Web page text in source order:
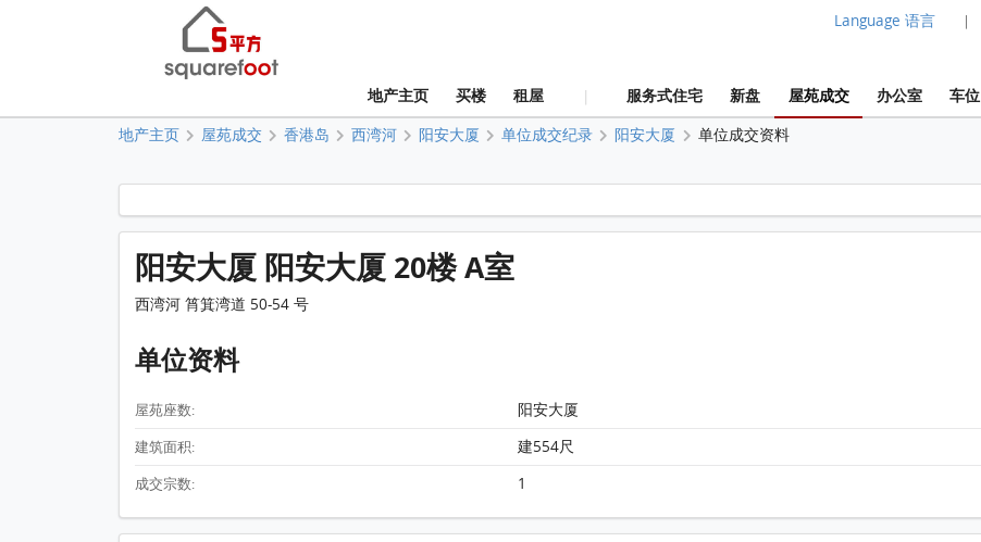
Language 语言 |
地产主页 买楼 租屋 | 服务式住宅 新盘 屋苑成交 办公室 车位
地产主页 屋苑成交 香港岛 西湾河 阳安大厦 单位成交纪录 阳安大厦 单位成交资料
阳安大厦 阳安大厦 20楼 A室 平面图
阳安大厦 阳安大厦 20楼 A室
西湾河 筲箕湾道 50-54 号
单位资料
屋苑座数: 阳安大厦
建筑面积: 建554尺
成交宗数: 1